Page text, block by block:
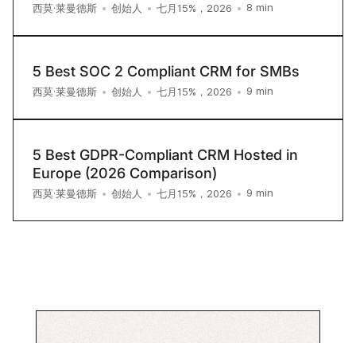
西莫·莱曼德斯 • 创始人 • 七月15%，2026 • 8 min
5 Best SOC 2 Compliant CRM for SMBs
西莫·莱曼德斯 • 创始人 • 七月15%，2026 • 9 min
5 Best GDPR-Compliant CRM Hosted in
Europe (2026 Comparison)
西莫·莱曼德斯 • 创始人 • 七月15%，2026 • 9 min